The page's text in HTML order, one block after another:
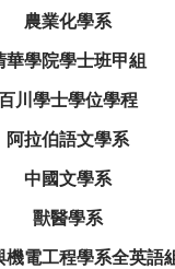
農業化學系
華學院學士班甲組
川學士學位學程
阿拉伯語文學系
中國文學系
獸醫學系
機電工程學系全英語